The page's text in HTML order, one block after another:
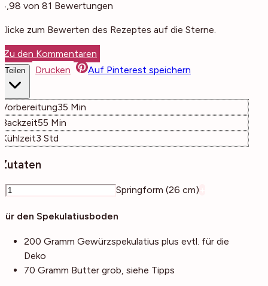
4,98 von 81 Bewertungen
Klicke zum Bewerten des Rezeptes auf die Sterne.
Zu den Kommentaren
Teilen Drucken Auf Pinterest speichern
Vorbereitung35 Minuten
Min
Backzeit55 Minuten
Min
Kühlzeit3 Stunden
Std
Zutaten
Springform (26 cm)
Für den Spekulatiusboden
200 Gramm Gewürzspekulatius plus evtl. für die
Deko
70 Gramm Butter grob, siehe Tipps